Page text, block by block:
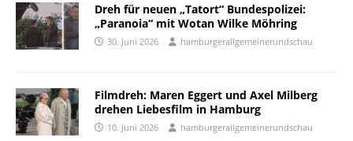
Dreh für neuen „Tatort“ Bundespolizei:
„Paranoia“ mit Wotan Wilke Möhring
30. Juni 2026 hamburgerallgemeinerundschau
Filmdreh: Maren Eggert und Axel Milberg
drehen Liebesfilm in Hamburg
10. Juni 2026 hamburgerallgemeinerundschau